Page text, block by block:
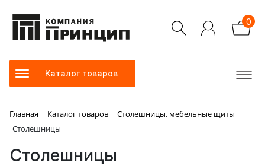
0
Каталог товаров
Главная Каталог товаров
Столешницы, мебельные щиты
Столешницы
Столешницы